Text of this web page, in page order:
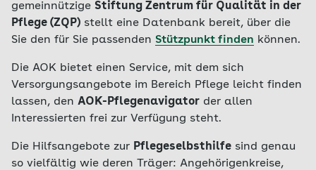
gemeinnützige Stiftung Zentrum für Qualität in der
Pflege (ZQP) stellt eine Datenbank bereit, über die
Sie den für Sie passenden Stützpunkt finden können.
Die AOK bietet einen Service, mit dem sich
Versorgungsangebote im Bereich Pflege leicht finden
lassen, den AOK-Pflegenavigator der allen
Interessierten frei zur Verfügung steht.
Die Hilfsangebote zur Pflegeselbsthilfe sind genau
so vielfältig wie deren Träger: Angehörigenkreise,